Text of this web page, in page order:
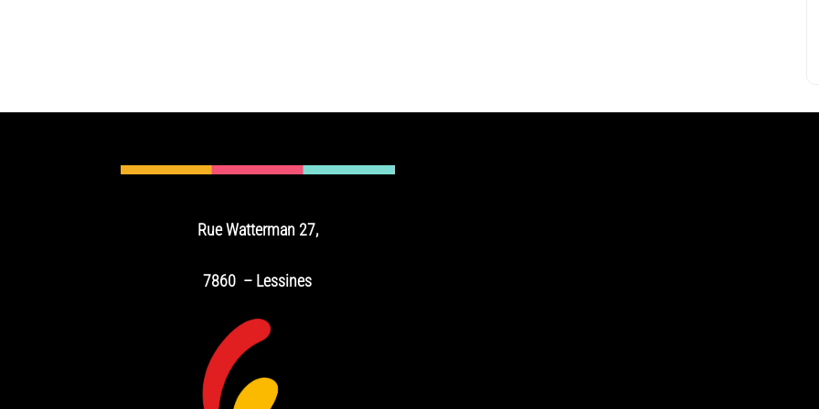
Rue Watterman 27,
7860 – Lessines